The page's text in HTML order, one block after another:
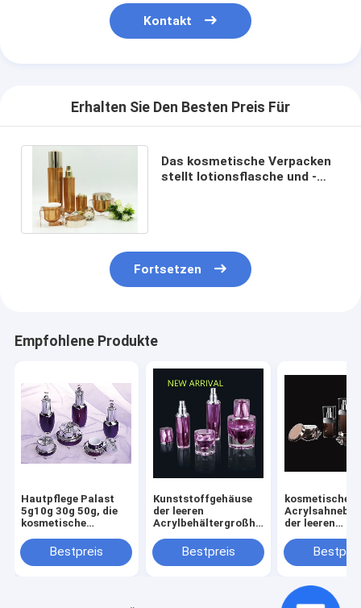
Kontakt
Erhalten Sie Den Besten Preis Für
Das kosmetische Verpacken
stellt lotionsflasche und -
Fortsetzen
Empfohlene Produkte
Hautpflege Palast
5g10g 30g 50g, die
kosmetische
Cremetiegelflasche
Flasche 30g 50g
Bestpreis
Kunststoffgehäuse
der leeren
Acrylbehältergroßhandelsacrylflasche
Bestpreis
kosmetische
der leeren